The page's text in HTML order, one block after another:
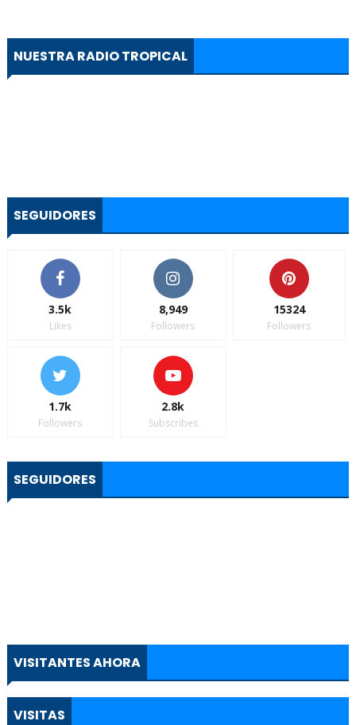
NUESTRA RADIO TROPICAL
SEGUIDORES
3.5k
Likes
8,949
Followers
15324
Followers
1.7k
Followers
2.8k
Subscribes
SEGUIDORES
VISITANTES AHORA
VISITAS